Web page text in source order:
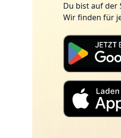
Du bist auf der
Wir finden für